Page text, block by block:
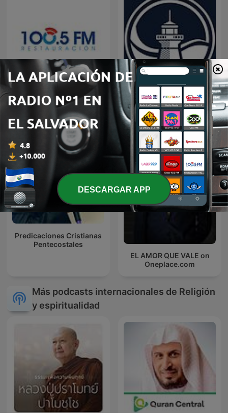
Restauracion Predicaciones Cristianas
Predicaciones Cristianas
Pentecostales
EL AMOR QUE VALE on
Oneplace.com
Más podcasts internacionales de Religión
y espiritualidad
DESCARGAR APP